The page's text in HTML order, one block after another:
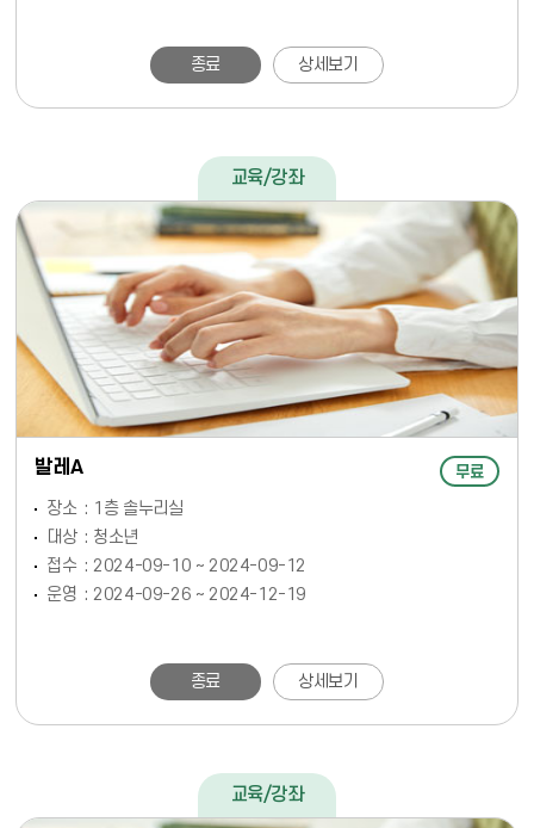
종료 상세보기
교육/강좌
발레A 무료
장소
1층 솔누리실
대상
청소년
접수
2024-09-10 ~ 2024-09-12
운영
2024-09-26 ~ 2024-12-19
종료 상세보기
교육/강좌